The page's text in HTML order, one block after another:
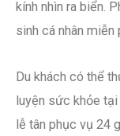
kính nhìn ra biển.
sinh cá nhân miễn
Du khách có thể
luyện sức khỏe
lễ tân phục vụ 24